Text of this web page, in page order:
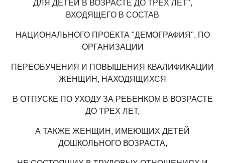
ДЛЯ ДЕТЕЙ В ВОЗРАСТЕ ДО ТРЕХ ЛЕТ",
ВХОДЯЩЕГО В СОСТАВ
НАЦИОНАЛЬНОГО ПРОЕКТА "ДЕМОГРАФИЯ", ПО
ОРГАНИЗАЦИИ
ПЕРЕОБУЧЕНИЯ И ПОВЫШЕНИЯ КВАЛИФИКАЦИИ
ЖЕНЩИН, НАХОДЯЩИХСЯ
В ОТПУСКЕ ПО УХОДУ ЗА РЕБЕНКОМ В ВОЗРАСТЕ
ДО ТРЕХ ЛЕТ,
А ТАКЖЕ ЖЕНЩИН, ИМЕЮЩИХ ДЕТЕЙ
ДОШКОЛЬНОГО ВОЗРАСТА,